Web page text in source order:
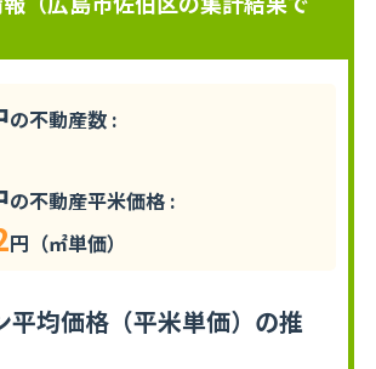
の不動産数 :
の不動産平米価格 :
円（㎡単価）
平均価格（平米単価）の推